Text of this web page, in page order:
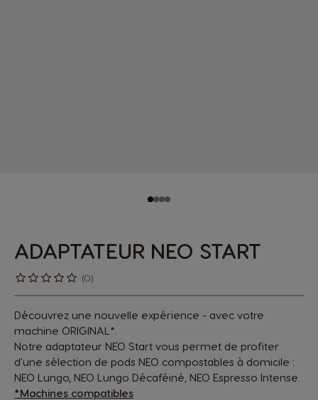
ADAPTATEUR NEO START
(0)
Découvrez une nouvelle expérience - avec votre
machine ORIGINAL*.
Notre adaptateur NEO Start vous permet de profiter
d'une sélection de pods NEO compostables à domicile :
NEO Lungo, NEO Lungo Décaféiné, NEO Espresso Intense.
*Machines compatibles